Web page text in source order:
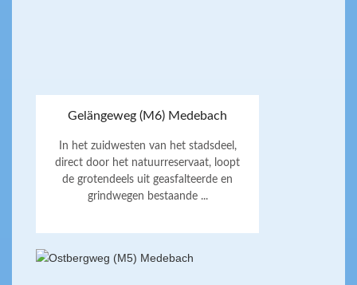
Gelängeweg (M6) Medebach
In het zuidwesten van het stadsdeel,
direct door het natuurreservaat, loopt
de grotendeels uit geasfalteerde en
grindwegen bestaande ...